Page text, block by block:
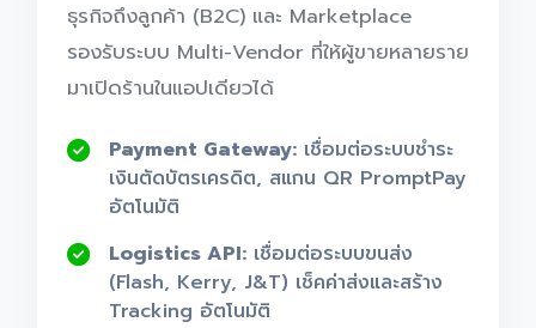
ธุรกิจถึงลูกค้า (B2C) และ Marketplace
รองรับระบบ Multi-Vendor ที่ให้ผู้ขายหลายราย
มาเปิดร้านในแอปเดียวได้
Payment Gateway: เชื่อมต่อระบบชำระ
เงินตัดบัตรเครดิต, สแกน QR PromptPay
อัตโนมัติ
Logistics API: เชื่อมต่อระบบขนส่ง
(Flash, Kerry, J&T) เช็คค่าส่งและสร้าง
Tracking อัตโนมัติ